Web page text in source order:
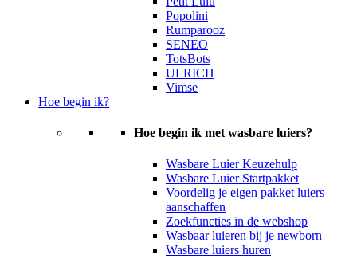
Popolini
Rumparooz
SENEO
TotsBots
ULRICH
Vimse
Hoe begin ik?
Hoe begin ik met wasbare luiers?
Wasbare Luier Keuzehulp
Wasbare Luier Startpakket
Voordelig je eigen pakket luiers
aanschaffen
Zoekfuncties in de webshop
Wasbaar luieren bij je newborn
Wasbare luiers huren